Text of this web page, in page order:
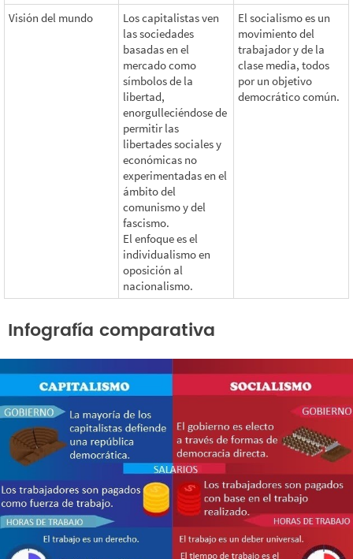
Visión del mundo
Los capitalistas ven
las sociedades
basadas en el
mercado como
símbolos de la
libertad,
enorgulleciéndose de
permitir las
libertades sociales y
económicas no
experimentadas en el
ámbito del
comunismo y del
fascismo.
El enfoque es el
individualismo en
oposición al
nacionalismo.
El socialismo es un
movimiento del
trabajador y de la
clase media, todos
por un objetivo
democrático común.
Infografía comparativa